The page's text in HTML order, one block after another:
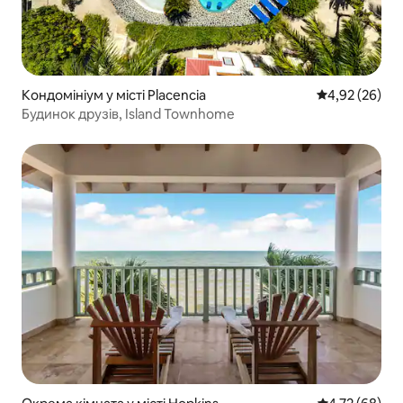
Кондомініум у місті Placencia Середня
4,92 (26)
Будинок друзів, Island Townhome